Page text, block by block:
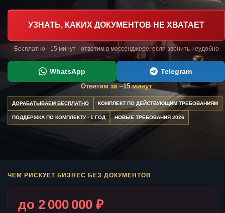
УЗНАТЬ, КАКИХ ДОКУМЕНТОВ НЕ ХВАТАЕТ
Бесплатно · 15 минут · ответим в мессенджере, если звонить неудобно
WhatsApp Telegram
Ответим за ~15 минут
ДОРАБАТЫВАЕМ БЕСПЛАТНО КОМПЛЕКТ ПО ДЕЙСТВУЮЩИМ ТРЕБОВАНИЯМ
ПОДДЕРЖКА ПО КОМПЛЕКТУ - 1 ГОД НОВЫЕ ТРЕБОВАНИЯ 2026
ЧЕМ РИСКУЕТ БИЗНЕС БЕЗ ДОКУМЕНТОВ
до 2 000 000 ₽